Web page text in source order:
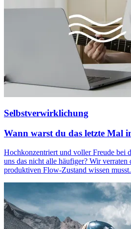
Selbstverwirklichung
Wann warst du das letzte Mal
Hochkonzentriert und voller Freude bei
uns das nicht alle häufiger? Wir verraten
produktiven Flow-Zustand wissen musst.